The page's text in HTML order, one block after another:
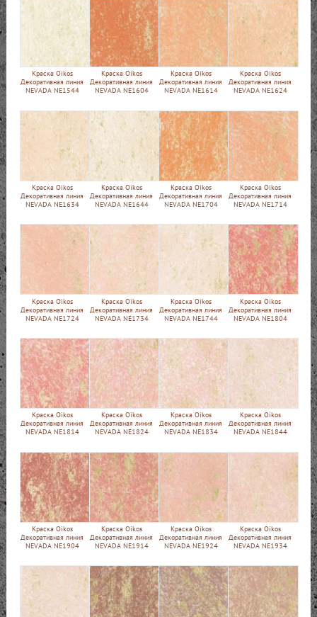
Краска Oikos
Декоративная линия
NEVADA NE1544
Краска Oikos
Декоративная линия
NEVADA NE1604
Краска Oikos
Декоративная линия
NEVADA NE1614
Краска Oikos
Декоративная линия
NEVADA NE1624
Краска Oikos
Декоративная линия
NEVADA NE1634
Краска Oikos
Декоративная линия
NEVADA NE1644
Краска Oikos
Декоративная линия
NEVADA NE1704
Краска Oikos
Декоративная линия
NEVADA NE1714
Краска Oikos
Декоративная линия
NEVADA NE1724
Краска Oikos
Декоративная линия
NEVADA NE1734
Краска Oikos
Декоративная линия
NEVADA NE1744
Краска Oikos
Декоративная линия
NEVADA NE1804
Краска Oikos
Декоративная линия
NEVADA NE1814
Краска Oikos
Декоративная линия
NEVADA NE1824
Краска Oikos
Декоративная линия
NEVADA NE1834
Краска Oikos
Декоративная линия
NEVADA NE1844
Краска Oikos
Декоративная линия
NEVADA NE1904
Краска Oikos
Декоративная линия
NEVADA NE1914
Краска Oikos
Декоративная линия
NEVADA NE1924
Краска Oikos
Декоративная линия
NEVADA NE1934